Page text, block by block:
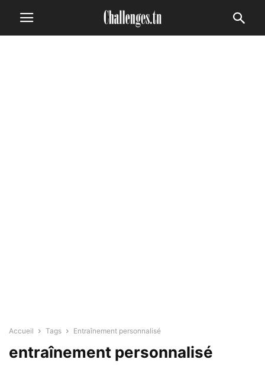
Accueil Tags Entraînement personnalisé
entraînement personnalisé